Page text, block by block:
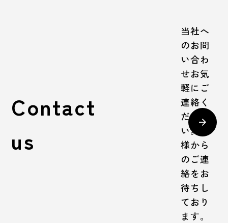
Contact
us
当社へ
のお問
い合わ
せお気
軽にご
連絡く
ださ
い。皆
様から
のご連
絡をお
待ちし
ており
ます。